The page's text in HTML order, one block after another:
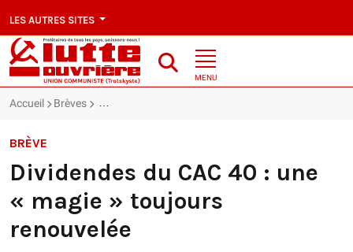
LES AUTRES SITES
MENU
Accueil Brèves Dividendes du CAC 40 : une « magie » toujours
BRÈVE
Dividendes du CAC 40 : une
« magie » toujours
renouvelée